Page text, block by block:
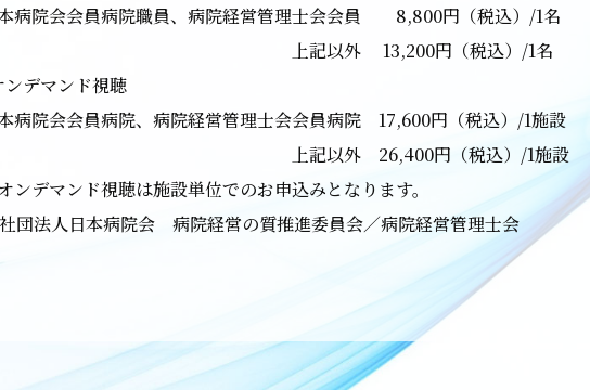
員病院職員、病院経営管理士会会員 8,800円（税込） /1名
記以外13,200円（税込） /1名
ンド視聴
員病院、病院経営管理士会会員病院17,600円（税込） /1施設
記以外 26,400円（税込） /1施設
視聴は施設単位でのお申込みとなります。
団法人日本病院会 病院経営の質推進委員会／病院経営管理士会